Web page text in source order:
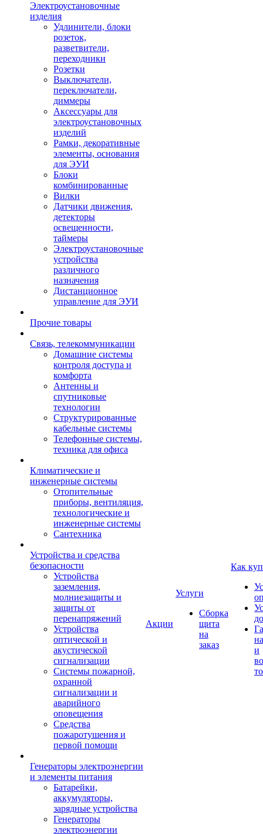
Электроустановочные
изделия
Удлинители, блоки
розеток,
разветвители,
переходники
Розетки
Выключатели,
переключатели,
диммеры
Аксессуары для
электроустановочных
изделий
Рамки, декоративные
элементы, основания
для ЭУИ
Блоки
комбинированные
Вилки
Датчики движения,
детекторы
освещенности,
таймеры
Электроустановочные
устройства
различного
назначения
Дистанционное
управление для ЭУИ
Прочие товары
Связь, телекоммуникации
Домашние системы
контроля доступа и
комфорта
Антенны и
спутниковые
технологии
Структурированные
кабельные системы
Телефонные системы,
техника для офиса
Климатические и
инженерные системы
Отопительные
приборы, вентиляция,
технологические и
инженерные системы
Сантехника
Устройства и средства
безопасности
Устройства
заземления,
молниезащиты и
защиты от
перенапряжений
Устройства
оптической и
акустической
сигнализации
Системы пожарной,
охранной
сигнализации и
аварийного
оповещения
Средства
пожаротушения и
первой помощи
Генераторы электроэнергии
и элементы питания
Батарейки,
аккумуляторы,
зарядные устройства
Генераторы
электроэнергии
Акции
Услуги
Сборка
щита
на
заказ
Как
и